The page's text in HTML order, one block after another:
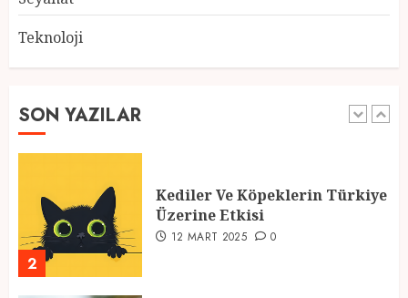
Teknoloji
SON YAZILAR
1
2025 En İyi Yaz Tatilleri
2
Kediler Ve Köpeklerin Türkiye
Üzerine Etkisi
12 MART 2025 0